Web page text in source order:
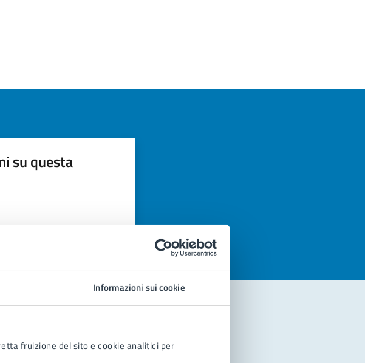
Informazioni sui cookie
fruizione del sito e cookie analitici per
su questa
delle informazioni